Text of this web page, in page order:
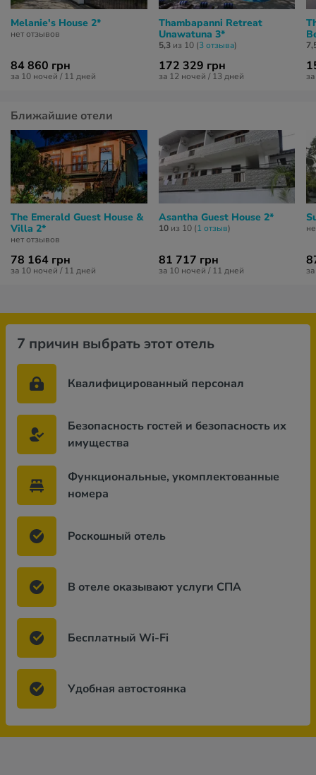
Melanie's House 2*
нет отзывов
84 860 грн
за 10 ночей / 11 дней
Thambapanni Retreat
Unawatuna 3*
5,3из 10 (3 отзывa)
172 329 грн
за 12 ночей / 13 дней
Ближайшие отели
The Emerald Guest House &
Villa 2*
нет отзывов
78 164 грн
за 10 ночей / 11 дней
Asantha Guest House 2*
10из 10 (1 отзыв)
81 717 грн
за 10 ночей / 11 дней
7 причин выбрать этот отель
Квалифицированный персонал
Безопасность гостей и безопасность их
имущества
Функциональные, укомплектованные
номера
Роскошный отель
В отеле оказывают услуги СПА
Бесплатный Wi-Fi
Удобная автостоянка